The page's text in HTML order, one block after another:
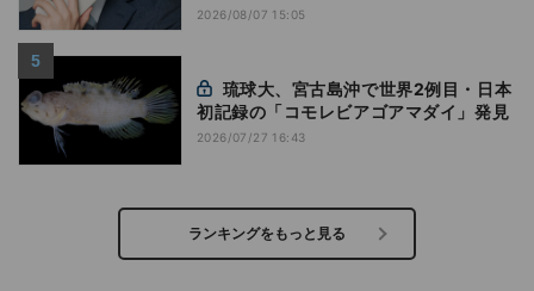
2026/08/07 15:05
初記録の「コモレビアゴアマダイ」発見
2026/07/27 16:43
ランキングをもっと見る